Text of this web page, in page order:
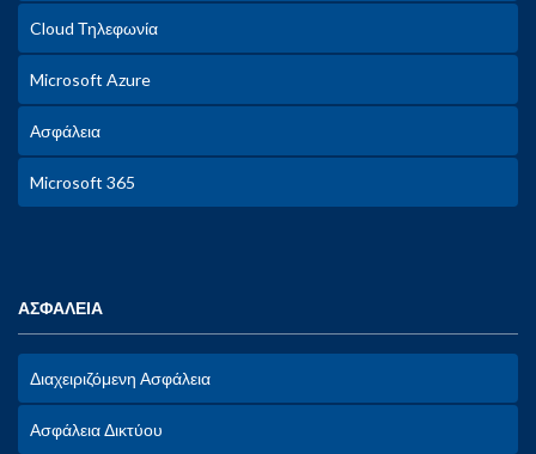
Cloud Τηλεφωνία
Microsoft Azure
Ασφάλεια
Microsoft 365
ΑΣΦΑΛΕΙΑ
Διαχειριζόμενη Ασφάλεια
Ασφάλεια Δικτύου